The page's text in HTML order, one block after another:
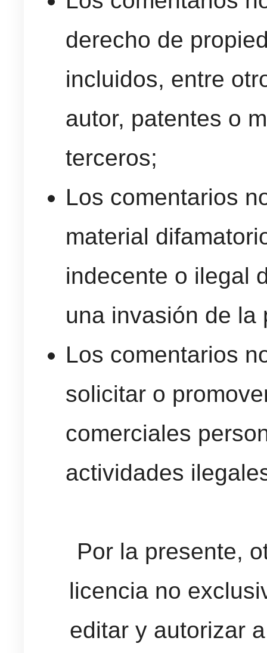
derecho de
incluidos, entre
autor, patentes o
terceros;
Los comentarios
material
indecente o ilegal
una invasión de la
Los comentarios
solicitar o
comerciales
actividades
Por la presente,
licencia no
editar y autorizar